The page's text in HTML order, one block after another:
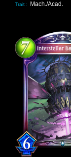
Trait : Mach./Acad.